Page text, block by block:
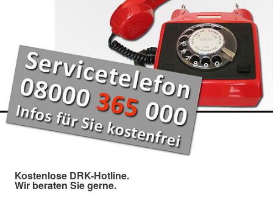
Kostenlose DRK-Hotline.
Wir beraten Sie gerne.